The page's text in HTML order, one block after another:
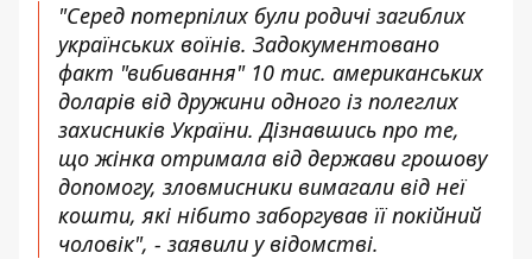
"Серед потерпілих були родичі загиблих
українських воїнів. Задокументовано
факт "вибивання" 10 тис. американських
доларів від дружини одного із полеглих
захисників України. Дізнавшись про те,
що жінка отримала від держави грошову
допомогу, зловмисники вимагали від неї
кошти, які нібито заборгував її покійний
чоловік", - заявили у відомстві.